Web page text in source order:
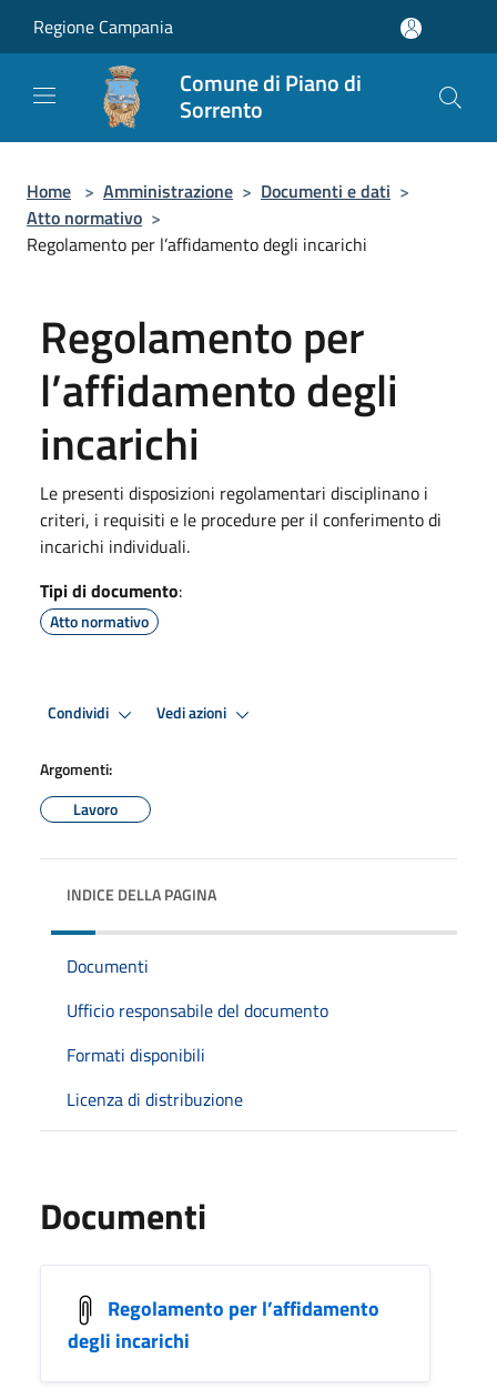
Regione Campania
Comune di Piano di
Sorrento
Home > Amministrazione > Documenti e dati >
Atto normativo >
Regolamento per l’affidamento degli incarichi
Regolamento per
l’affidamento degli
incarichi
Le presenti disposizioni regolamentari disciplinano i
criteri, i requisiti e le procedure per il conferimento di
incarichi individuali.
Tipi di documento:
Atto normativo
Condividi Vedi azioni
Argomenti:
Lavoro
INDICE DELLA PAGINA
Documenti
Ufficio responsabile del documento
Formati disponibili
Licenza di distribuzione
Documenti
Regolamento per l’affidamento
degli incarichi